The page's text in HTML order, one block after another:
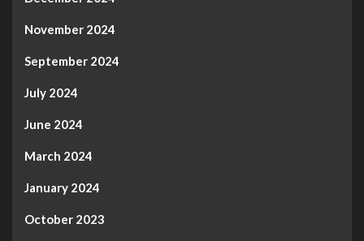
November 2024
September 2024
July 2024
June 2024
March 2024
January 2024
October 2023